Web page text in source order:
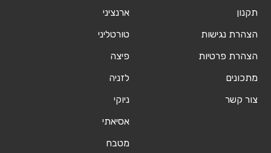
תקנון
הצהרת נגישות
הצהרת פרטיות
מתכונים
צור קשר
ארנציני
טורטליני
פיצה
לזניה
ניוקי
אסיאתי
מטבח